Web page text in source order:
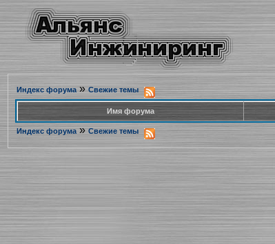
Индекс форума» Свежие темы
Имя форума
Индекс форума » Свежие темы